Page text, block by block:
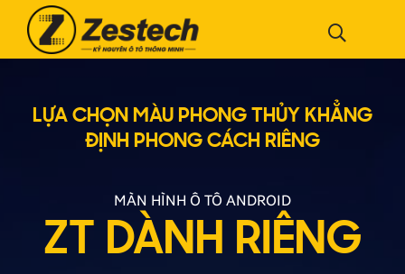
LỰA CHỌN MÀU PHONG THỦY KHẲNG
ĐỊNH PHONG CÁCH RIÊNG
MÀN HÌNH Ô TÔ ANDROID
ZT DÀNH RIÊNG